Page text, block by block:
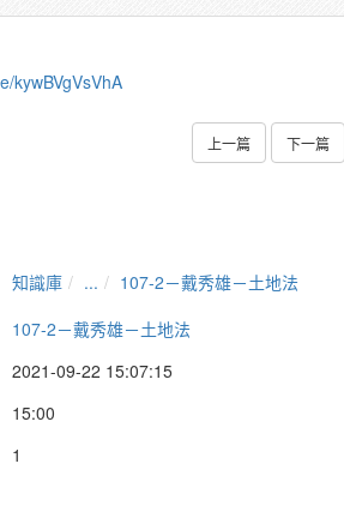
kywBVgVsVhA
上一篇 下一篇
知識庫 ...
107-2－戴秀雄－土地法
107-2－戴秀雄－土地法
2021-09-22 15:07:15
15:00
1